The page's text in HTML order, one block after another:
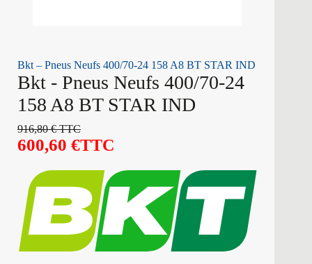
Bkt – Pneus Neufs 400/70-24 158 A8 BT STAR IND
Bkt - Pneus Neufs 400/70-24
158 A8 BT STAR IND
916,80€TTC
600,60 €TTC